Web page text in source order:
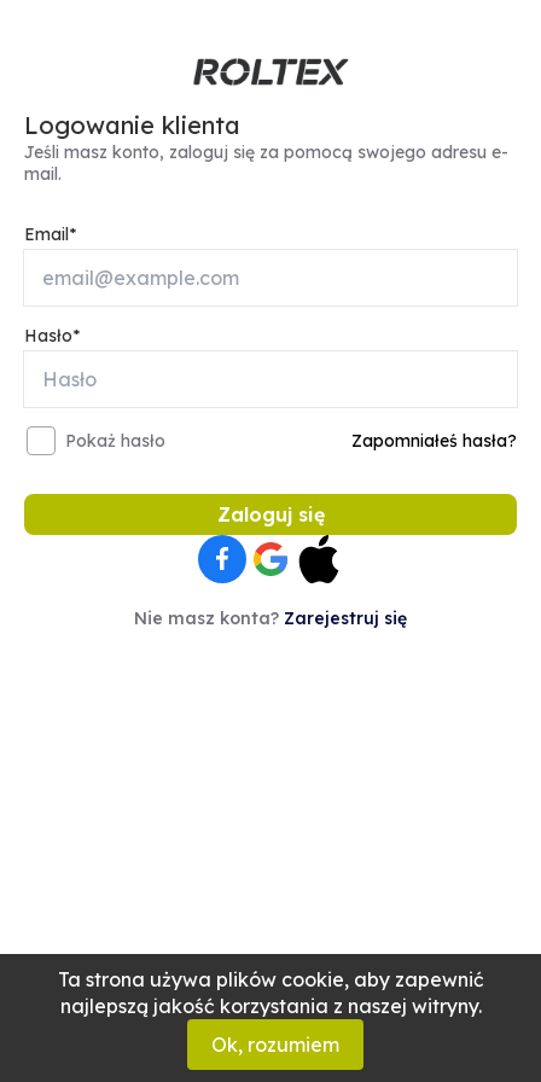
Ta strona używa plików cookie, aby zapewnić
najlepszą jakość korzystania z naszej witryny.
Ok, rozumiem
Logowanie klienta
Jeśli masz konto, zaloguj się za pomocą swojego adresu e-
mail.
Email
Hasło
Pokaż hasło Zapomniałeś hasła?
Zaloguj się
Nie masz konta? Zarejestruj się